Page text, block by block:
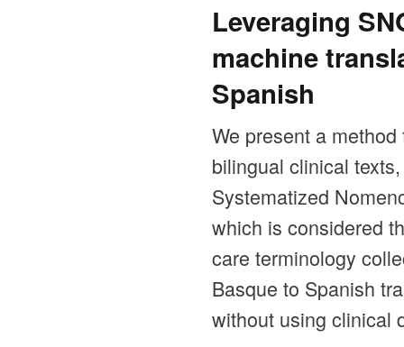
Leveraging
machine
Spanish
We present a
bilingual clinical
Systematized
which is considered
care terminology
Basque to Spanish
without using clinical